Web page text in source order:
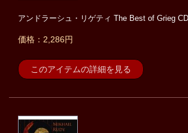
アンドラーシュ・リゲティ The Best of Grieg CD
価格：2,286円
このアイテムの詳細を見る